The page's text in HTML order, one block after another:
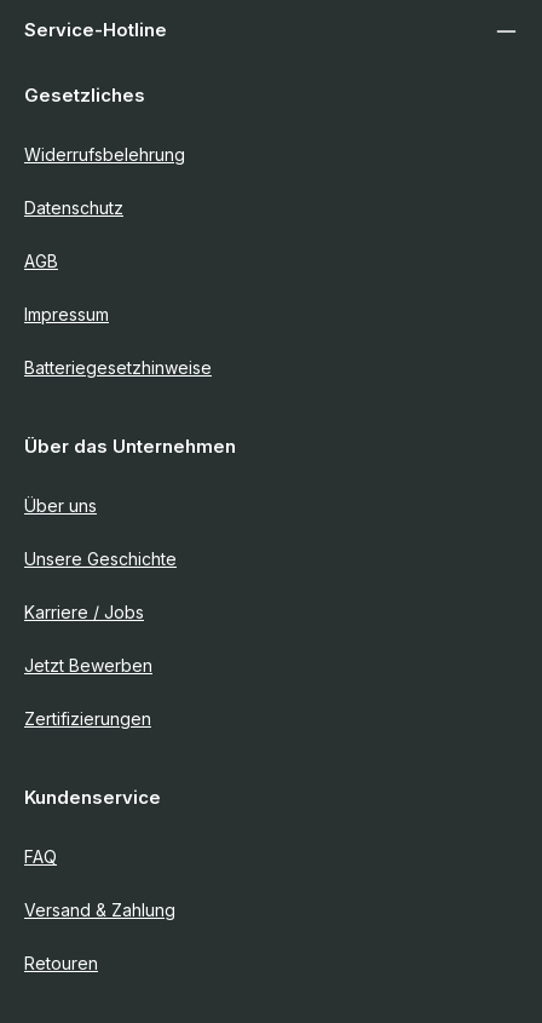
Service-Hotline
Gesetzliches
Widerrufsbelehrung
Datenschutz
AGB
Impressum
Batteriegesetzhinweise
Über das Unternehmen
Über uns
Unsere Geschichte
Karriere / Jobs
Jetzt Bewerben
Zertifizierungen
Kundenservice
FAQ
Versand & Zahlung
Retouren